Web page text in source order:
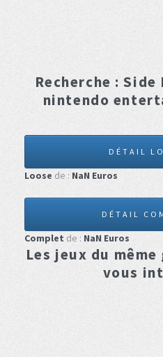
Recherche :Side
nintendo
DÉTAIL
Loose de : NaN Euros
DÉTAIL
Complet de : NaN Euros
Les jeux du
vous